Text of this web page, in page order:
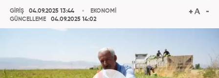
GİRİŞ
04.09.2025 13:44
GÜNCELLEME
04.09.2025 14:02
EKONOMİ